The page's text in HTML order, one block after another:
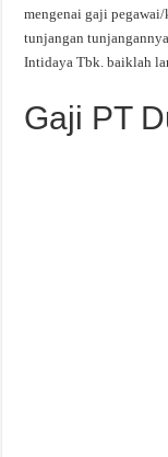
mengenai gaji
tunjangan
Intidaya Tbk. baiklah
Gaji PT